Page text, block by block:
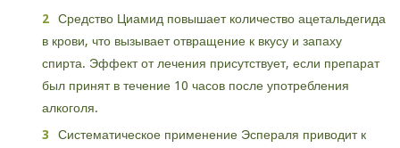
Средство Циамид повышает количество ацетальдегида
в крови, что вызывает отвращение к вкусу и запаху
спирта. Эффект от лечения присутствует, если препарат
был принят в течение 10 часов после употребления
алкоголя.
Систематическое применение Эспераля приводит к